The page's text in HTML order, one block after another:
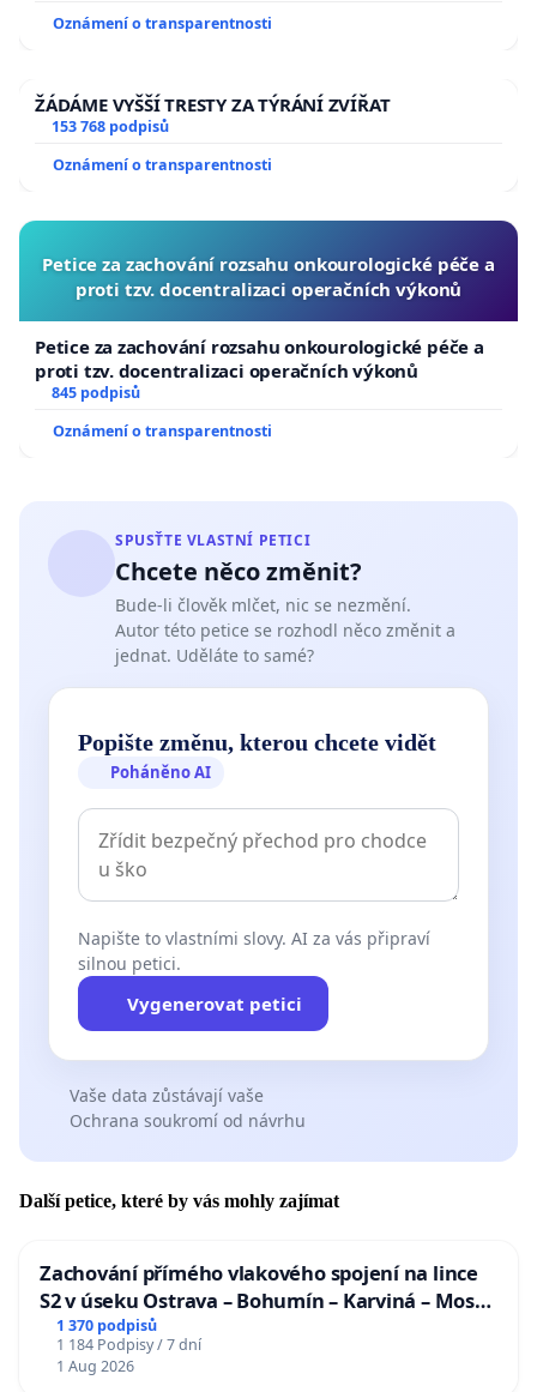
Oznámení o transparentnosti
ŽÁDÁME VYŠŠÍ TRESTY ZA TÝRÁNÍ ZVÍŘAT
153 768 podpisů
Oznámení o transparentnosti
Petice za zachování rozsahu onkourologické péče a
proti tzv. docentralizaci operačních výkonů
Petice za zachování rozsahu onkourologické péče a
proti tzv. docentralizaci operačních výkonů
845 podpisů
Oznámení o transparentnosti
SPUSŤTE VLASTNÍ PETICI
Chcete něco změnit?
Bude-li člověk mlčet, nic se nezmění.
Autor této petice se rozhodl něco změnit a
jednat. Uděláte to samé?
Popište změnu, kterou chcete vidět
Poháněno AI
Napište to vlastními slovy. AI za vás připraví
silnou petici.
Vygenerovat petici
Vaše data zůstávají vaše
Ochrana soukromí od návrhu
Další petice, které by vás mohly zajímat
Zachování přímého vlakového spojení na lince
S2 v úseku Ostrava – Bohumín – Karviná – Mosty
u Jablunkova
1 370 podpisů
1 184 Podpisy / 7 dní
1 Aug 2026